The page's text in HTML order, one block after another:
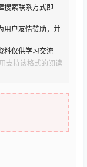
搜索联系方式即
用户友情赞助，并
料仅供学习交流
支持该格式的阅读